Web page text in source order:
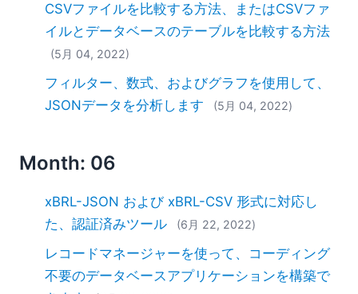
CSVファイルを比較する方法、またはCSVファ
イルとデータベースのテーブルを比較する方法
(5月 04, 2022)
フィルター、数式、およびグラフを使用して、
JSONデータを分析します
(5月 04, 2022)
Month: 06
xBRL-JSON および xBRL-CSV 形式に対応し
た、認証済みツール
(6月 22, 2022)
レコードマネージャーを使って、コーディング
不要のデータベースアプリケーションを構築で